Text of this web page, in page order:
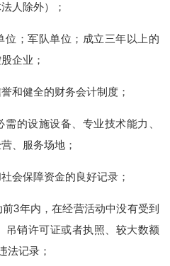
人除外）；
位；军队单位；成立三年以上的
企业；
和健全的财务会计制度；
需的设施设备、专业技术能力、
、服务场地；
会保障资金的良好记录；
前3年内，在经营活动中没有受到
吊销许可证或者执照、较大数额
法记录；